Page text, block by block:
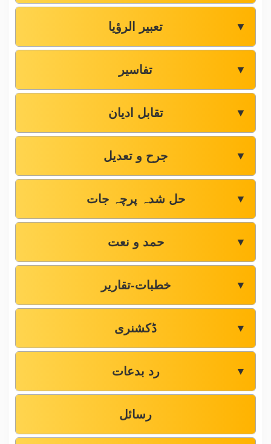
تعبیر الرؤیا ▼
تفاسیر ▼
تقابل ادیان ▼
جرح و تعدیل ▼
حل شدہ پرچہ جات ▼
حمد و نعت ▼
خطبات-تقاریر ▼
ڈکشنری ▼
رد بدعات ▼
رسائل